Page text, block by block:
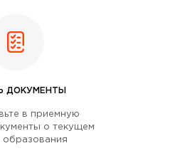
ДОКУМЕНТЫ
в приемную
о текущем
образования